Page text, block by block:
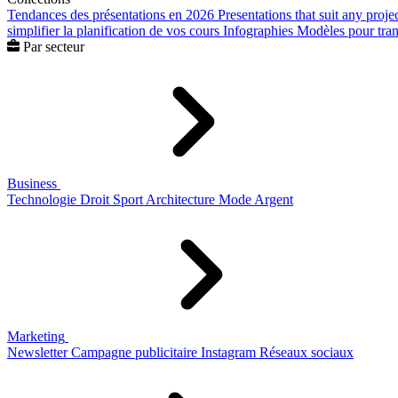
Tendances des présentations en 2026 Presentations that suit any
simplifier la planification de vos cours Infographies Modèles pour
Par secteur
Business
Technologie Droit Sport Architecture Mode Argent
Marketing
Newsletter Campagne publicitaire Instagram Réseaux sociaux